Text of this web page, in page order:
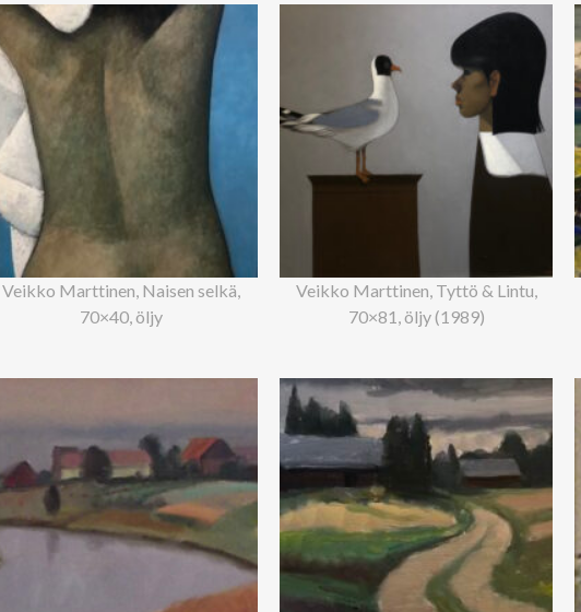
Veikko Marttinen, Naisen selkä,
70×40, öljy
Veikko Marttinen, Tyttö & Lintu,
70×81, öljy (1989)